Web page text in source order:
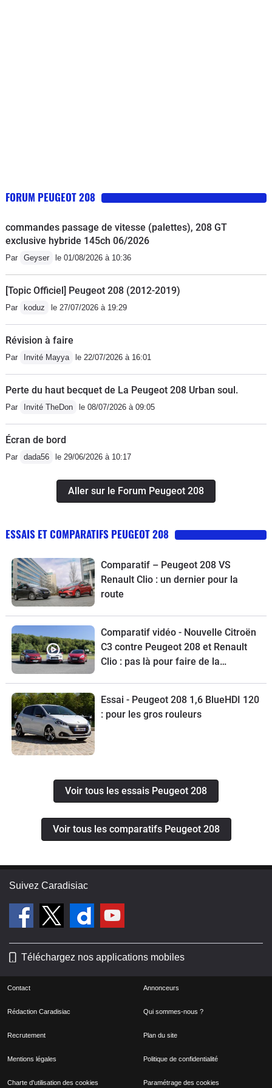
FORUM PEUGEOT 208
commandes passage de vitesse (palettes), 208 GT
exclusive hybride 145ch 06/2026
Par Geyser le 01/08/2026 à 10:36
[Topic Officiel] Peugeot 208 (2012-2019)
Par koduz le 27/07/2026 à 19:29
Révision à faire
Par Invité Mayya le 22/07/2026 à 16:01
Perte du haut becquet de La Peugeot 208 Urban soul.
Par Invité TheDon le 08/07/2026 à 09:05
Écran de bord
Par dada56 le 29/06/2026 à 10:17
Aller sur le Forum Peugeot 208
ESSAIS ET COMPARATIFS PEUGEOT 208
Comparatif – Peugeot 208 VS
Renault Clio : un dernier pour la
route
Comparatif vidéo - Nouvelle Citroën
C3 contre Peugeot 208 et Renault
Clio : pas là pour faire de la
Essai - Peugeot 208 1,6 BlueHDI 120
: pour les gros rouleurs
Voir tous les essais Peugeot 208
Voir tous les comparatifs Peugeot 208
Suivez Caradisiac
Téléchargez nos applications mobiles
Contact Annonceurs
Rédaction Caradisiac Qui sommes-nous ?
Recrutement Plan du site
Mentions légales Politique de confidentialité
Charte d'utilisation des cookies Paramétrage des cookies